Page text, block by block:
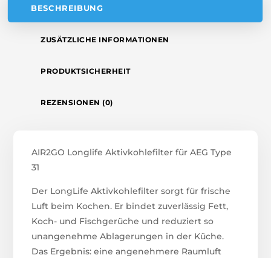
BESCHREIBUNG
ZUSÄTZLICHE INFORMATIONEN
PRODUKTSICHERHEIT
REZENSIONEN (0)
AIR2GO Longlife Aktivkohlefilter für AEG Type
31
Der LongLife Aktivkohlefilter sorgt für frische
Luft beim Kochen. Er bindet zuverlässig Fett,
Koch- und Fischgerüche und reduziert so
unangenehme Ablagerungen in der Küche.
Das Ergebnis: eine angenehmere Raumluft